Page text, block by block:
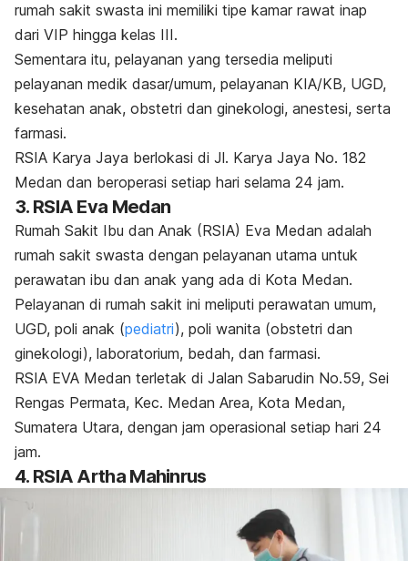
rumah sakit swasta ini memiliki tipe kamar rawat inap
dari VIP hingga kelas III.
Sementara itu, pelayanan yang tersedia meliputi
pelayanan medik dasar/umum, pelayanan KIA/KB, UGD,
kesehatan anak, obstetri dan ginekologi, anestesi, serta
farmasi.
RSIA Karya Jaya berlokasi di Jl. Karya Jaya No. 182
Medan dan beroperasi setiap hari selama 24 jam.
3. RSIA Eva Medan
Rumah Sakit Ibu dan Anak (RSIA) Eva Medan adalah
rumah sakit swasta dengan pelayanan utama untuk
perawatan ibu dan anak yang ada di Kota Medan.
Pelayanan di rumah sakit ini meliputi perawatan umum,
UGD, poli anak (pediatri), poli wanita (obstetri dan
ginekologi), laboratorium, bedah, dan farmasi.
RSIA EVA Medan terletak di Jalan Sabarudin No.59, Sei
Rengas Permata, Kec. Medan Area, Kota Medan,
Sumatera Utara, dengan jam operasional setiap hari 24
jam.
4. RSIA Artha Mahinrus